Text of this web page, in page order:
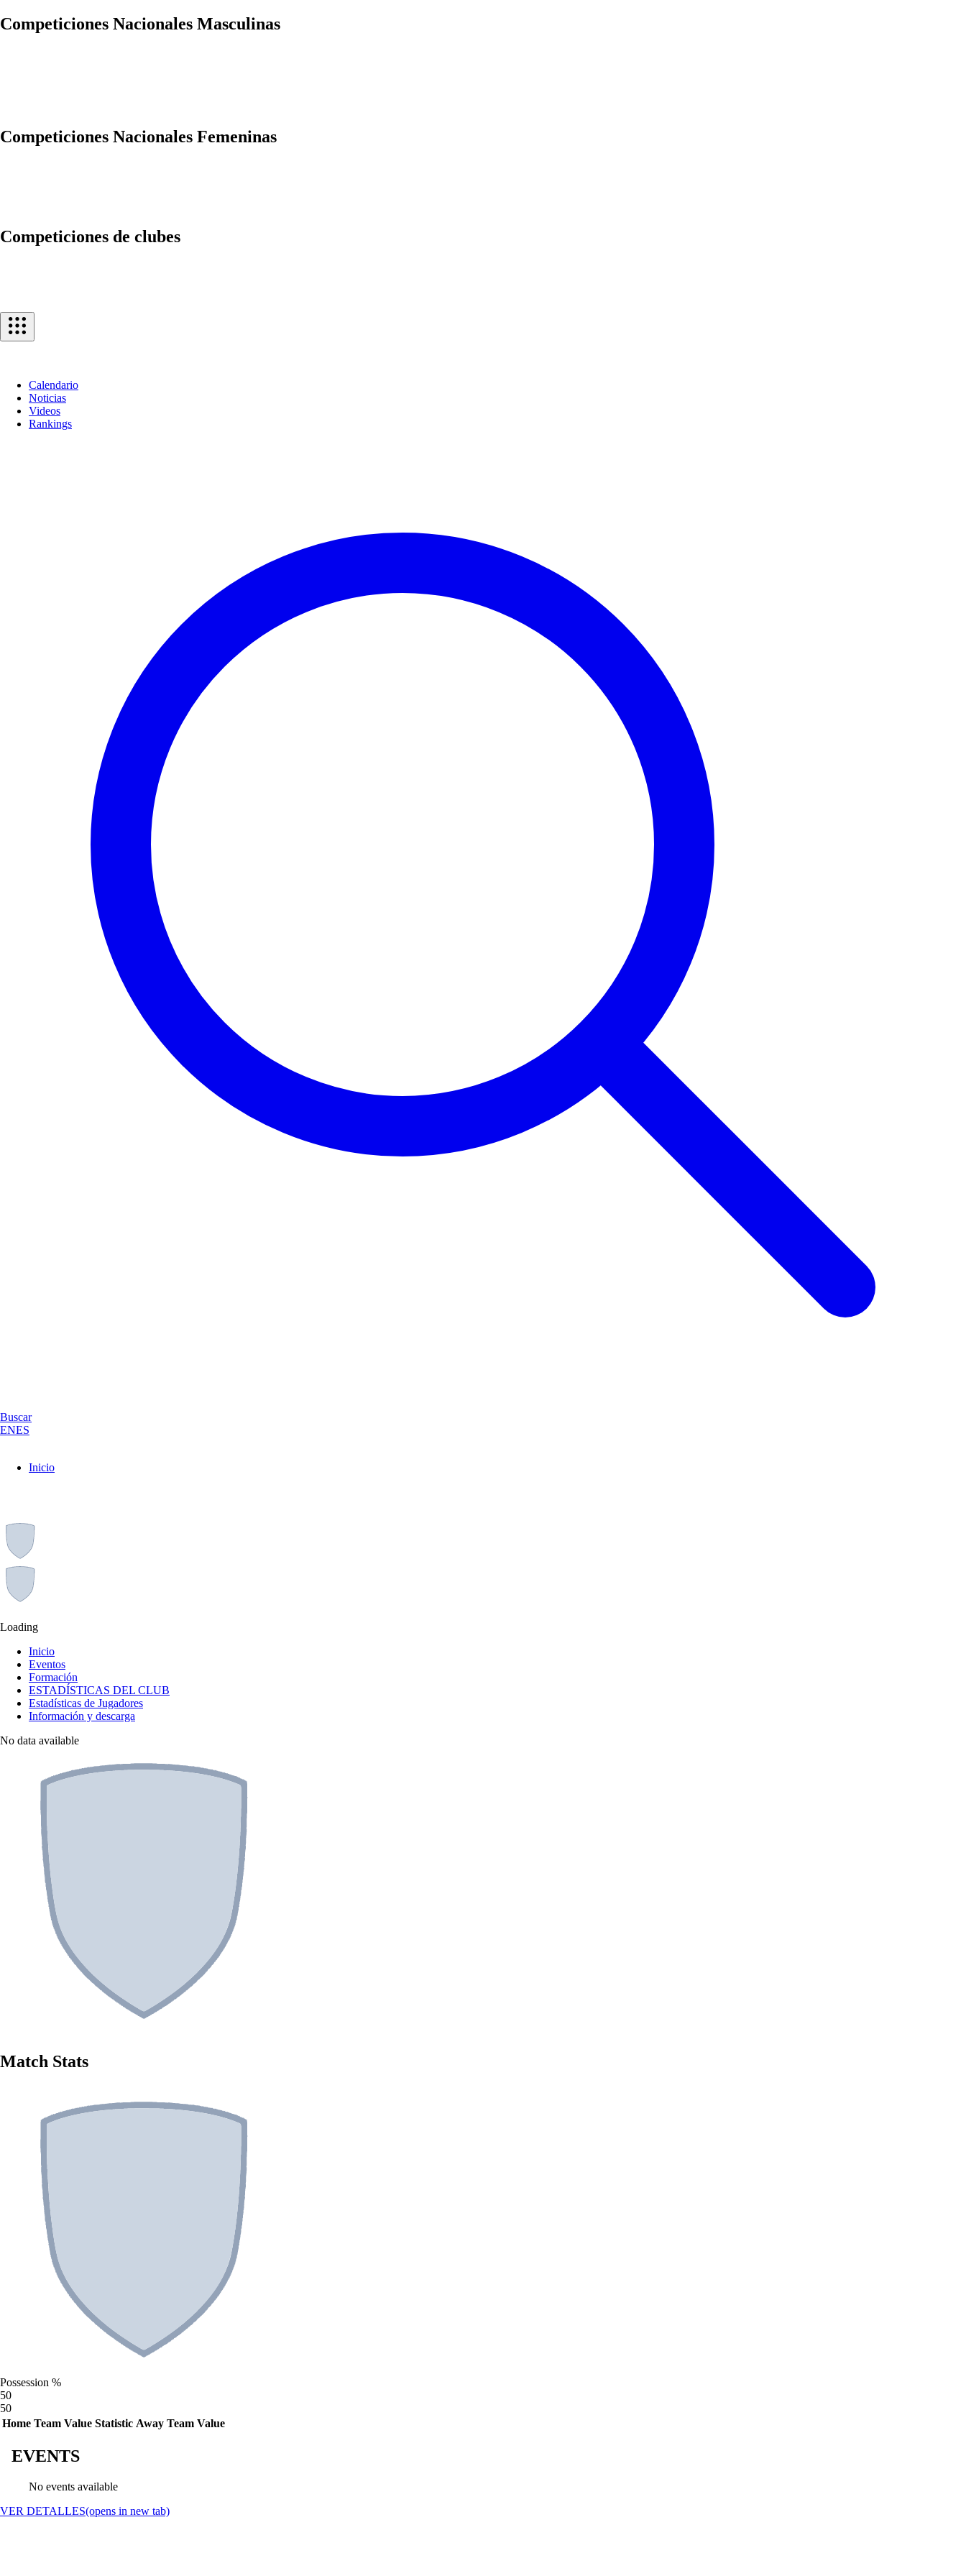
Competiciones Nacionales Masculinas
Competiciones Nacionales Femeninas
Competiciones de clubes
Calendario
Noticias
Videos
Rankings
Buscar
ENES
Inicio
Loading
Inicio
Eventos
Formación
ESTADÍSTICAS DEL CLUB
Estadísticas de Jugadores
Información y descarga
No data available
Match Stats
Possession %
50
50
Home Team Value Statistic Away Team Value
EVENTS
No events available
VER DETALLES(opens in new tab)